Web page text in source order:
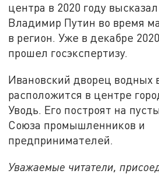
центра в 2020 году
Владимир Путин во время
в регион. Уже в декабре
прошел госэкспертизу.
Ивановский дворец водных
расположится в центре
Уводь. Его построят на
Союза промышленников и
предпринимателей.
Уважаемые читатели,